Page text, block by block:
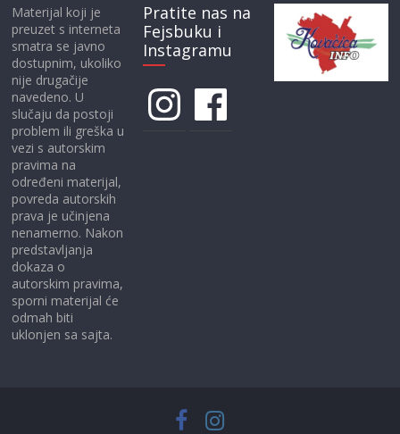
Materijal koji je
preuzet s interneta
smatra se javno
dostupnim, ukoliko
nije drugačije
navedeno. U
slučaju da postoji
problem ili greška u
vezi s autorskim
pravima na
određeni materijal,
povreda autorskih
prava je učinjena
nenamerno. Nakon
predstavljanja
dokaza o
autorskim pravima,
sporni materijal će
odmah biti
uklonjen sa sajta.
Pratite nas na
Fejsbuku i
Instagramu
InstagramFacebook